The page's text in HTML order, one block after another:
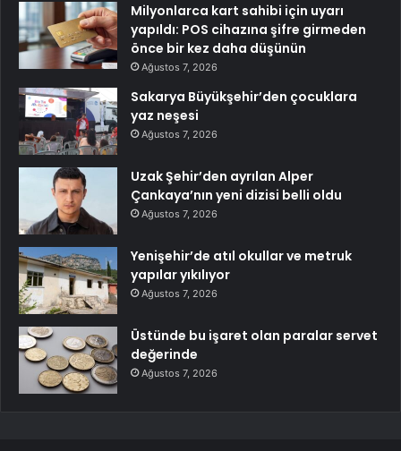
Milyonlarca kart sahibi için uyarı
yapıldı: POS cihazına şifre girmeden
önce bir kez daha düşünün
Ağustos 7, 2026
Sakarya Büyükşehir’den çocuklara
yaz neşesi
Ağustos 7, 2026
Uzak Şehir’den ayrılan Alper
Çankaya’nın yeni dizisi belli oldu
Ağustos 7, 2026
Yenişehir’de atıl okullar ve metruk
yapılar yıkılıyor
Ağustos 7, 2026
Üstünde bu işaret olan paralar servet
değerinde
Ağustos 7, 2026